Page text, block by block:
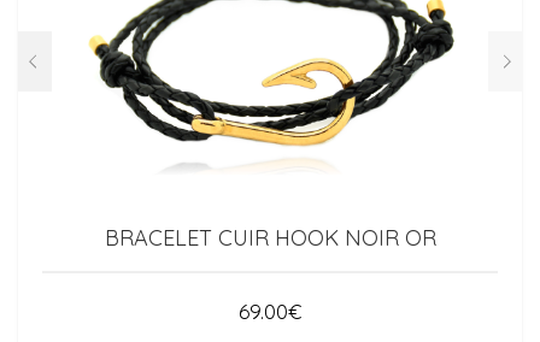
BRACELET CUIR HOOK NOIR OR
69.00€